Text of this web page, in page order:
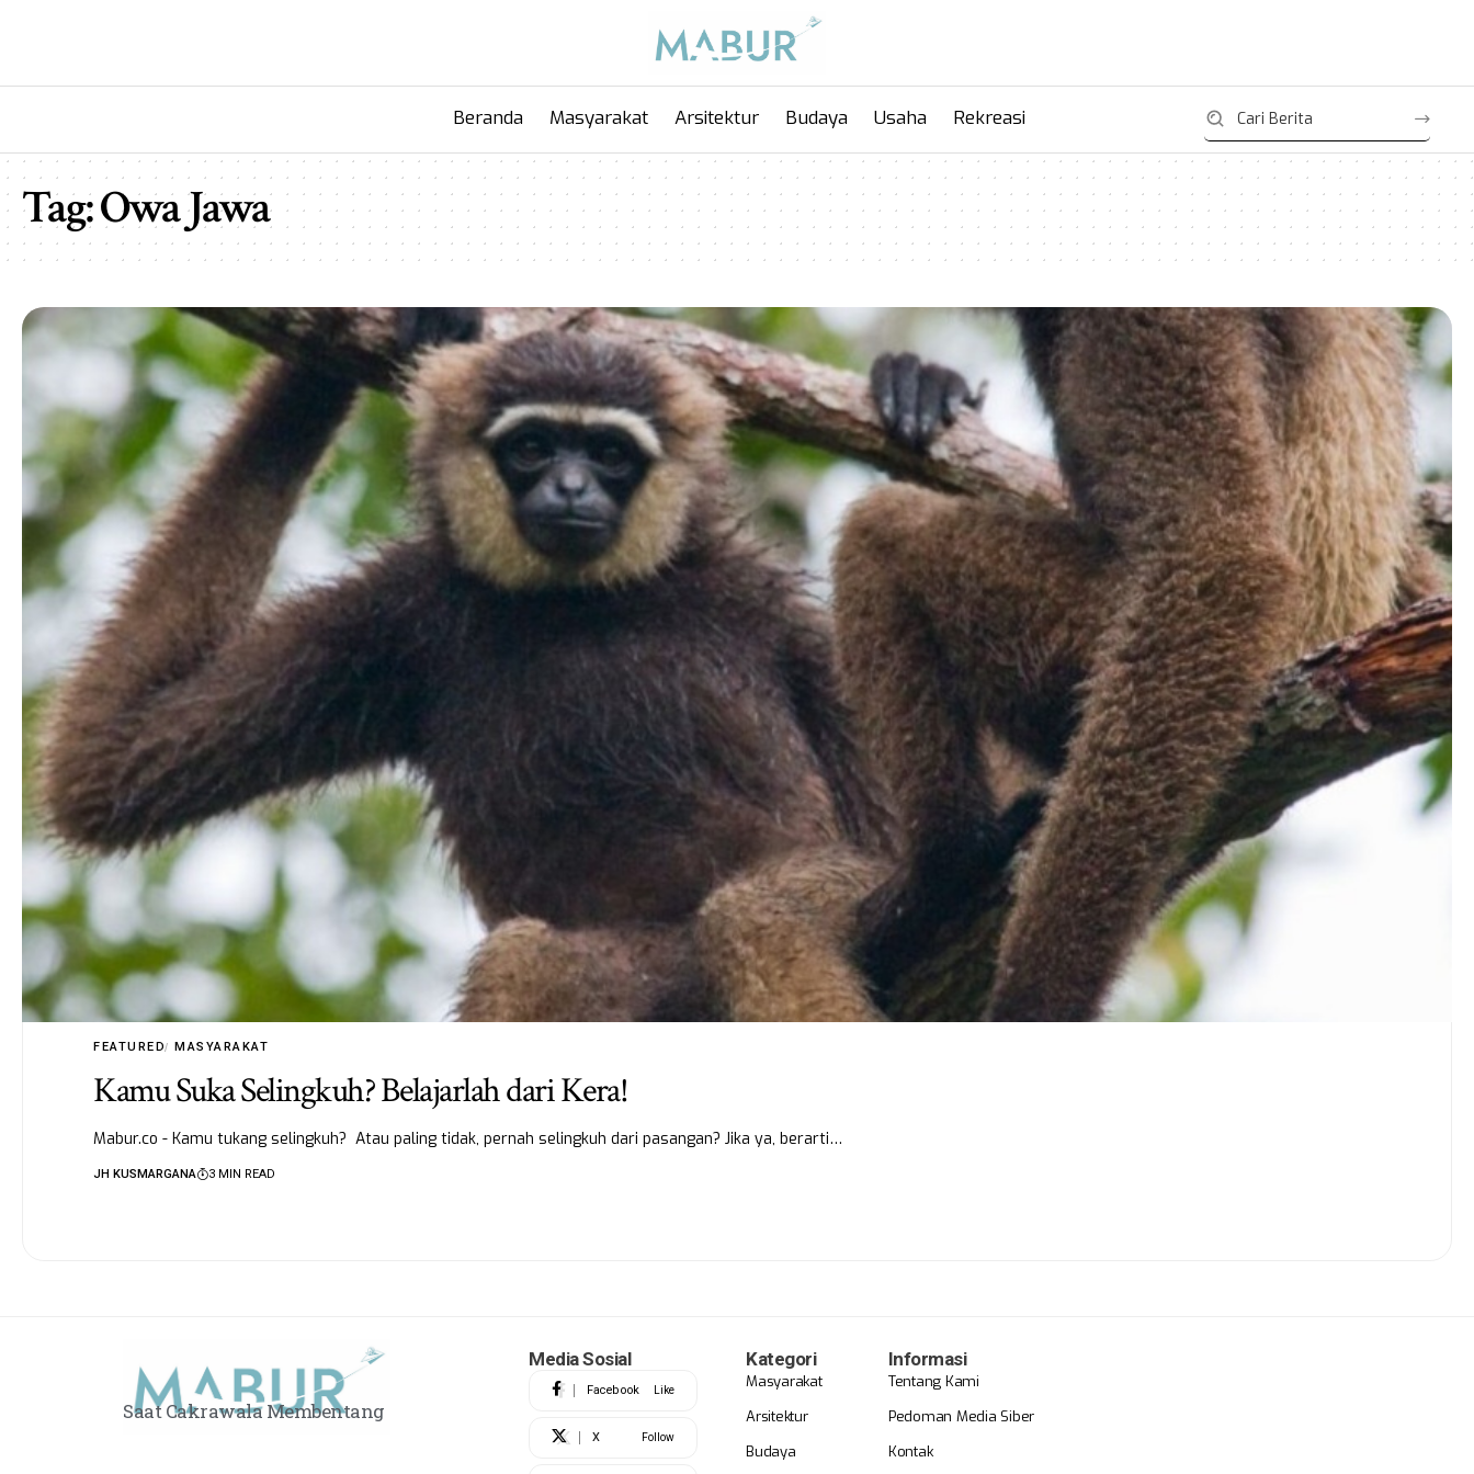
Beranda Masyarakat Arsitektur Budaya Usaha Rekreasi
Tag:Owa Jawa
FEATURED MASYARAKAT
Kamu Suka Selingkuh? Belajarlah dari Kera!
Mabur.co - Kamu tukang selingkuh? Atau paling tidak, pernah selingkuh dari pasangan? Jika ya, berarti…
JH KUSMARGANA 3 MIN READ
Saat Cakrawala Membentang
Media Sosial
Facebook Like
X Follow
Kategori
Masyarakat
Arsitektur
Budaya
Informasi
Tentang Kami
Pedoman Media Siber
Kontak